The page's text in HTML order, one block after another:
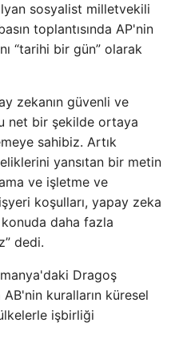
sosyalist milletvekili
toplantısında AP'nin
“tarihi bir gün” olarak
zekanın güvenli ve
net bir şekilde ortaya
sahibiz. Artık
yansıtan bir metin
ve işletme ve
koşulları, yapay zeka
daha fazla
dedi.
Dragoş
kuralların küresel
işbirliği